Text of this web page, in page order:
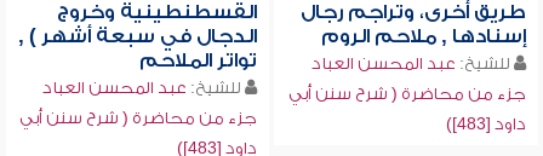
طريق أخرى، وتراجم رجال
إسنادها , ملاحم الروم
للشيخ: عبد المحسن العباد
جزء من محاضرة ( شرح سنن أبي
داود [483])
القسطنطينية وخروج
الدجال في سبعة أشهر ) ,
تواتر الملاحم
للشيخ: عبد المحسن العباد
جزء من محاضرة ( شرح سنن أبي
داود [483])